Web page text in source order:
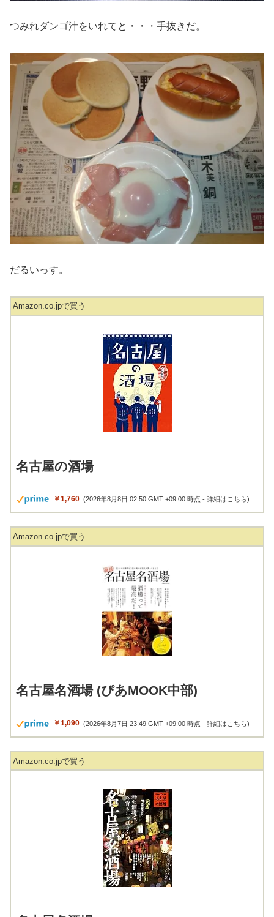
つみれダンゴ汁をいれてと・・・手抜きだ。
だるいっす。
Amazon.co.jpで買う
名古屋の酒場
￥1,760 (2026年8月8日 02:50 GMT +09:00 時点 -詳細はこちら)
Amazon.co.jpで買う
名古屋名酒場 (ぴあMOOK中部)
￥1,090 (2026年8月7日 23:49 GMT +09:00 時点 -詳細はこちら)
Amazon.co.jpで買う